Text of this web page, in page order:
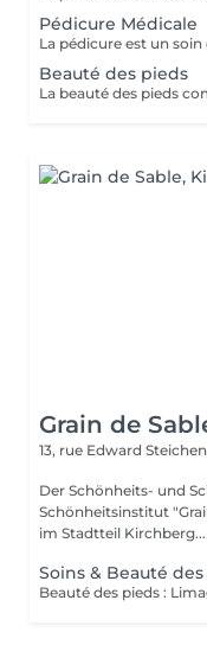
Pédicure Médicale
Beauté des pieds
Grain de
13, rue Edward Steichen
Der Schönheits- und
Schönheitsinstitut
im Stadtteil Kirchberg...
Soins & Beauté